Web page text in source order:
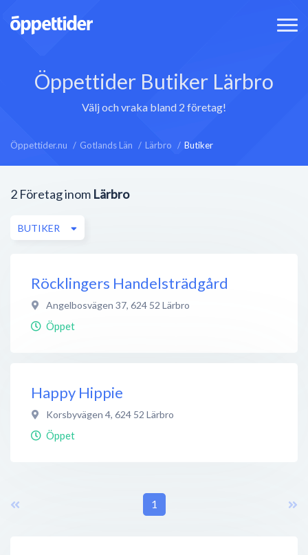
Öppettider Butiker Lärbro
Välj och vraka bland 2 företag!
Öppettider.nu Gotlands Län Lärbro Butiker
2 Företag inom Lärbro
BUTIKER
Röcklingers Handelsträdgård
Angelbosvägen 37, 624 52 Lärbro
Öppet
Happy Hippie
Korsbyvägen 4, 624 52 Lärbro
Öppet
1